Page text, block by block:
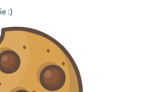
informazioni?
assistenza, lasciare un
informazioni?
:)